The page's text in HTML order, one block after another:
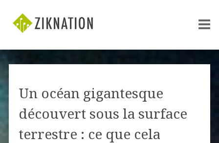
Un océan gigantesque
découvert sous la surface
terrestre : ce que cela